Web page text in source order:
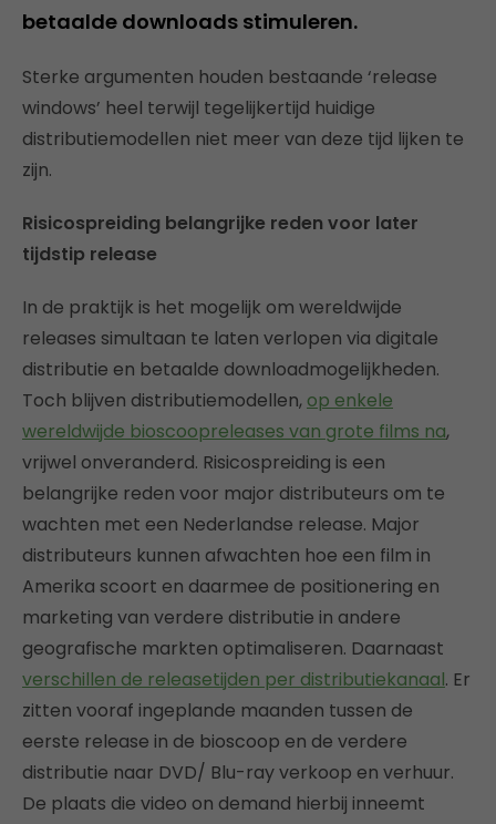
betaalde downloads stimuleren.
Sterke argumenten houden bestaande ‘release
windows’ heel terwijl tegelijkertijd huidige
distributiemodellen niet meer van deze tijd lijken te
zijn.
Risicospreiding belangrijke reden voor later
tijdstip release
In de praktijk is het mogelijk om wereldwijde
releases simultaan te laten verlopen via digitale
distributie en betaalde downloadmogelijkheden.
Toch blijven distributiemodellen, op enkele
wereldwijde bioscoopreleases van grote films na,
vrijwel onveranderd. Risicospreiding is een
belangrijke reden voor major distributeurs om te
wachten met een Nederlandse release. Major
distributeurs kunnen afwachten hoe een film in
Amerika scoort en daarmee de positionering en
marketing van verdere distributie in andere
geografische markten optimaliseren. Daarnaast
verschillen de releasetijden per distributiekanaal. Er
zitten vooraf ingeplande maanden tussen de
eerste release in de bioscoop en de verdere
distributie naar DVD/ Blu-ray verkoop en verhuur.
De plaats die video on demand hierbij inneemt